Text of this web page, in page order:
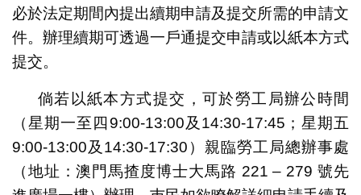
必於法定期間內提出續期申請及提交所需的申請文
件。辦理續期可透過一戶通提交申請或以紙本方式
提交。
倘若以紙本方式提交，可於勞工局辦公時間
（星期一至四9:00-13:00及14:30-17:45；星期五
9:00-13:00及14:30-17:30）親臨勞工局總辦事處
（地址：澳門馬揸度博士大馬路 221 – 279 號先